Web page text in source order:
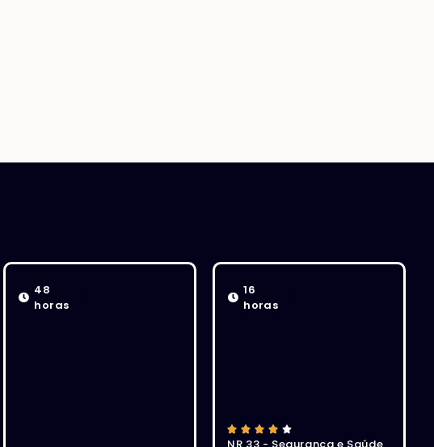
48
horas
16
horas